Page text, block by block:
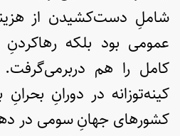
شاملِ دست‌کشیدن از
عمومی بود بلکه
کامل را هم
کینه‌توزانه در دورانِ